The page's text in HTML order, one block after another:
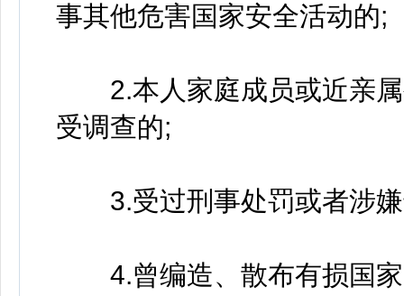
事其他危害国家安全活动的;
2.本人家庭成员或近亲属
受调查的;
3.受过刑事处罚或者涉嫌
4.曾编造、散布有损国家